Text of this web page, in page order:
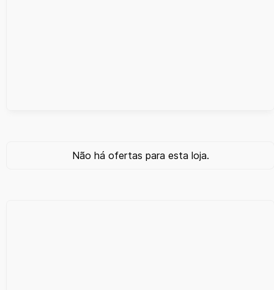
Não há ofertas para esta loja.